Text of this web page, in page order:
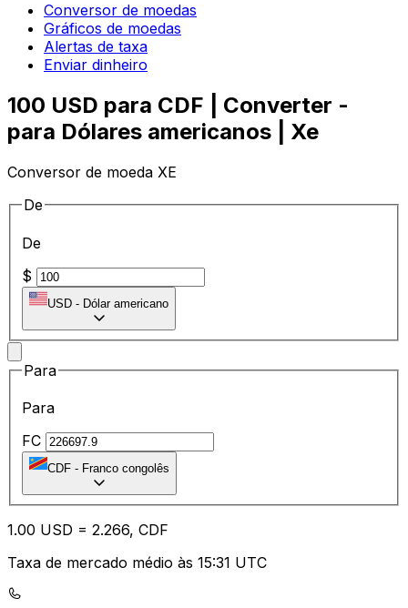
Conversor de moedas
Gráficos de moedas
Alertas de taxa
Enviar dinheiro
100 USD para CDF | Converter -
para Dólares americanos | Xe
Conversor de moeda XE
De
De
$
USD - Dólar americano
Para
Para
FC
CDF - Franco congolês
1.00 USD = 2.266, CDF
Taxa de mercado médio às 15:31 UTC